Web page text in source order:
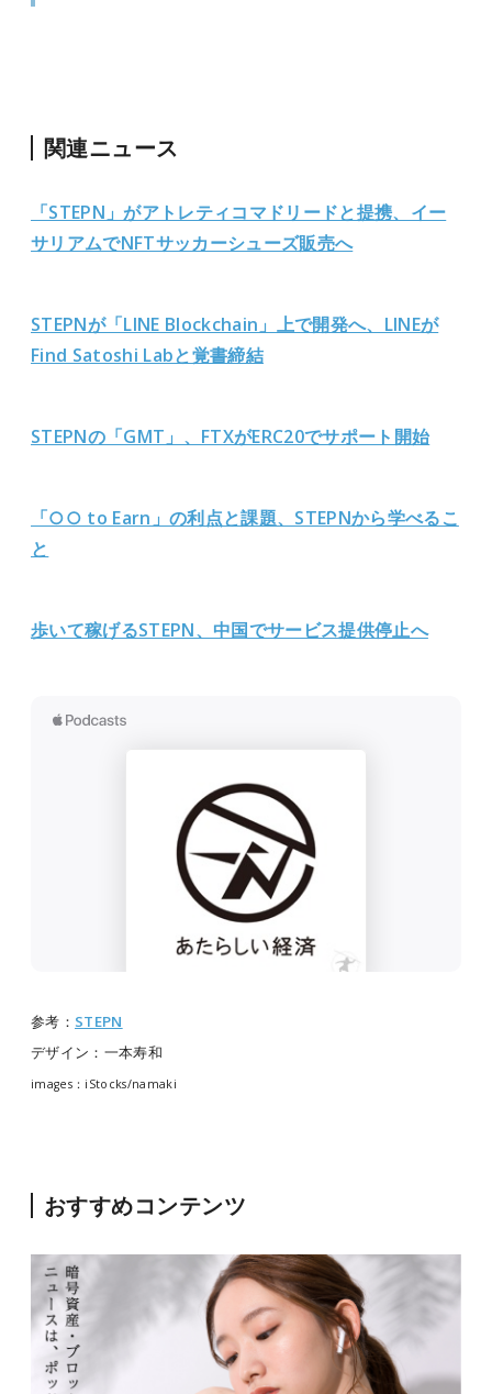
関連ニュース
「STEPN」がアトレティコマドリードと提携、イー
サリアムでNFTサッカーシューズ販売へ
STEPNが「LINE Blockchain」上で開発へ、LINEが
Find Satoshi Labと覚書締結
STEPNの「GMT」、FTXがERC20でサポート開始
「○○ to Earn」の利点と課題、STEPNから学べるこ
と
歩いて稼げるSTEPN、中国でサービス提供停止へ
参考： STEPN
デザイン：一本寿和
images：iStocks/namaki
おすすめコンテンツ